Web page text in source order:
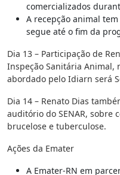
comercializados
A recepção animal
segue até o fim da
Dia 13 – Participação de
Inspeção Sanitária Animal,
abordado pelo Idiarn será
Dia 14 – Renato Dias
auditório do SENAR, sobre
brucelose e tuberculose.
Ações da Emater
A Emater-RN em